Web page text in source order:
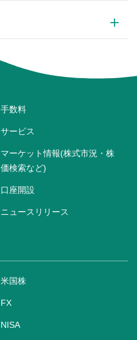
手数料
サービス
マーケット情報(株式市況・株
価検索など)
口座開設
ニュースリリース
米国株
FX
NISA